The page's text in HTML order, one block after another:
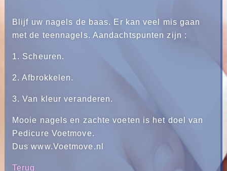
Blijf uw nagels de baas. Er kan veel mis gaan
met de teennagels. Aandachtspunten zijn :
1. Scheuren.
2. Afbrokkelen.
3. Van kleur veranderen.
Mooie nagels en zachte voeten is het doel van
Pedicure Voetmove.
Dus www.Voetmove.nl
Terug